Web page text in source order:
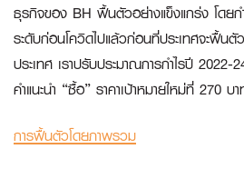
ธุรกิจของ BH ฟื้นตัวอย่างแข็งแกร่ง โดยก
ระดับก่อนโควิดไปแล้วก่อนที่ประเทศจะฟื้นตั
ประเทศ เราปรับประมาณการกำไรปี
คำแนะนำ “ซื้อ” ราคาเป้าหมายใหม่ที่ 270 บ
การฟื้นตัวโดยภาพรวม